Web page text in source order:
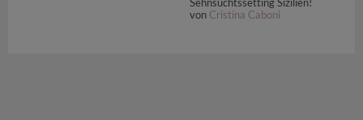
von Cristina Caboni